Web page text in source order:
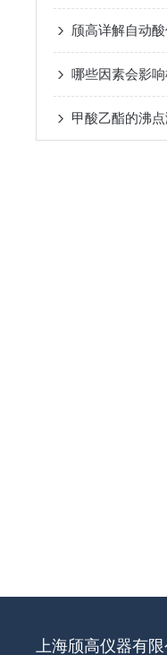
颀高详解自动
哪些因素会影
甲酸乙酯的沸
上海颀高仪器有限